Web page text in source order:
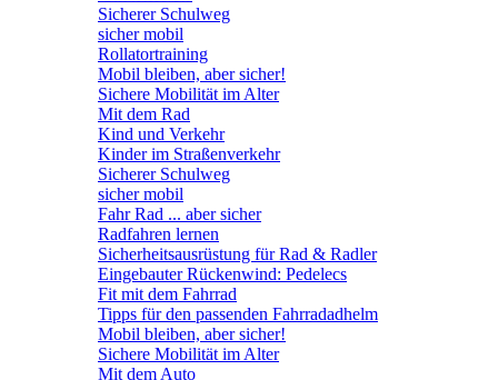
Sicherer Schulweg
sicher mobil
Rollatortraining
Mobil bleiben, aber sicher!
Sichere Mobilität im Alter
Mit dem Rad
Kind und Verkehr
Kinder im Straßenverkehr
Sicherer Schulweg
sicher mobil
Fahr Rad ... aber sicher
Radfahren lernen
Sicherheitsausrüstung für Rad & Radler
Eingebauter Rückenwind: Pedelecs
Fit mit dem Fahrrad
Tipps für den passenden Fahrradadhelm
Mobil bleiben, aber sicher!
Sichere Mobilität im Alter
Mit dem Auto